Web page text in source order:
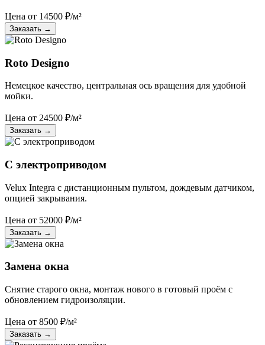
Цена от 14500 ₽/м²
Заказать →
Roto Designo
Немецкое качество, центральная ось вращения для удобной
мойки.
Цена от 24500 ₽/м²
Заказать →
С электроприводом
Velux Integra с дистанционным пультом, дождевым датчиком,
опцией закрывания.
Цена от 52000 ₽/м²
Заказать →
Замена окна
Снятие старого окна, монтаж нового в готовый проём с
обновлением гидроизоляции.
Цена от 8500 ₽/м²
Заказать →